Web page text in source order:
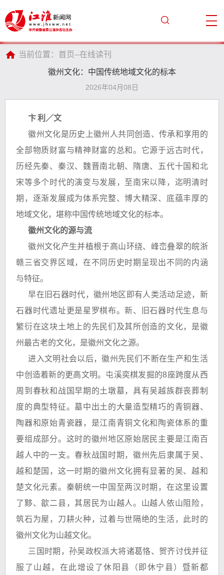
当前位置： 首页--在线读刊
徽州文化：中国传统地域文化的标本
2026年04月08日
卞利／文
徽州文化是历史上徽州人共同创造、传承和享用的
全部物质财富与精神财富的总和。它源于远古时代，
历经先秦、秦汉、魏晋南北朝、隋唐、五代十国和北
宋等多个时代的演变与发展，至南宋以降，迄明清时
期，逐渐发展成为体系完整、博大精深、底蕴丰厚的
地域文化，堪称中国传统地域文化的标本。
徽州文化的源与流
徽州文化产生并植根于高山环绕、峰峦叠翠的皖浙
赣三省交界区域，在不同历史时期呈现出不同的内涵
与特征。
早在旧石器时代，徽州地区即有人类活动足迹，新
石器时代遗址更是星罗棋布。新、旧石器时代生息与
繁衍在这块土地上的先民们及其所创造的文化，是徽
州最古老的文化，是徽州文化之源。
进入文明社会以后，徽州先民们不断在生产和生活
中创造着新的更高文明。屯溪奕棋发掘的8座跨度从西
周到春秋和战国早期的土墩墓，具有吴越族群丧葬制
度的典型特征。墓中出土的大量造型精巧的青铜器、
陶器和原始青瓷器，是江南青铜文化和陶瓷体系的重
要组成部分。这时的徽州地区原始居民主要是江南百
越人中的一支。春秋战国时期，徽州先后隶属于吴、
越和楚国，这一时期的徽州文化拥有显著的吴、越和
楚文化元素。秦朝统一中国至两汉时期，在这里设置
了黟、歙二县，其居民为山越人。山越人依山阻险，
筑石为屋，刀耕火种，过着与世隔绝的生活，此时的
徽州文化为山越文化。
三国时期，孙吴政权派大将诸葛恪、贺齐讨伐并征
服了山越，在此增设了休阳县（即休宁县）暨新都